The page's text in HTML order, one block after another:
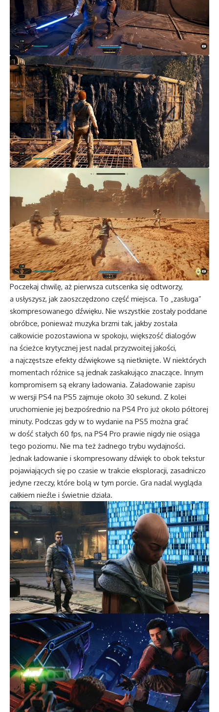
Poczekaj chwilę, aż pierwsza cutscenka się odtworzy,
a usłyszysz, jak zaoszczędzono część miejsca. To „zasługa”
skompresowanego dźwięku. Nie wszystkie zostały poddane
obróbce, ponieważ muzyka brzmi tak, jakby została
całkowicie pozostawiona w spokoju, większość dialogów
na ścieżce krytycznej jest nadal przyzwoitej jakości,
a najczęstsze efekty dźwiękowe są nietknięte. W niektórych
momentach różnice są jednak zaskakująco znaczące. Innym
kompromisem są ekrany ładowania. Załadowanie zapisu
w wersji PS4 na PS5 zajmuje około 30 sekund. Z kolei
uruchomienie jej bezpośrednio na PS4 Pro już około półtorej
minuty. Podczas gdy w to wydanie na PS5 można grać
w dość stałych 60 fps, na PS4 Pro prawie nigdy nie osiąga
tego poziomu. Nie ma też żadnego trybu wydajności.
Jednak ładowanie i skompresowany dźwięk to obok tekstur
pojawiających się po czasie w trakcie eksploracji, zasadniczo
jedyne rzeczy, które bolą w tym porcie. Gra nadal wygląda
całkiem nieźle i świetnie działa.